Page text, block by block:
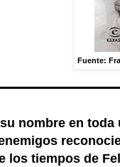
Fuente:
nombre en
los tiempos de